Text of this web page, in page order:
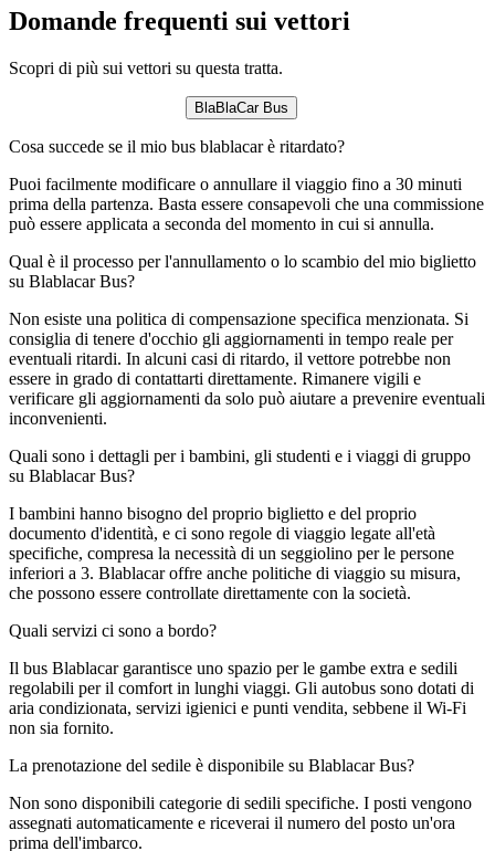
Domande frequenti sui vettori
Scopri di più sui vettori su questa tratta.
BlaBlaCar Bus
Cosa succede se il mio bus blablacar è ritardato?
Puoi facilmente modificare o annullare il viaggio fino a 30 minuti
prima della partenza. Basta essere consapevoli che una commissione
può essere applicata a seconda del momento in cui si annulla.
Qual è il processo per l'annullamento o lo scambio del mio biglietto
su Blablacar Bus?
Non esiste una politica di compensazione specifica menzionata. Si
consiglia di tenere d'occhio gli aggiornamenti in tempo reale per
eventuali ritardi. In alcuni casi di ritardo, il vettore potrebbe non
essere in grado di contattarti direttamente. Rimanere vigili e
verificare gli aggiornamenti da solo può aiutare a prevenire eventuali
inconvenienti.
Quali sono i dettagli per i bambini, gli studenti e i viaggi di gruppo
su Blablacar Bus?
I bambini hanno bisogno del proprio biglietto e del proprio
documento d'identità, e ci sono regole di viaggio legate all'età
specifiche, compresa la necessità di un seggiolino per le persone
inferiori a 3. Blablacar offre anche politiche di viaggio su misura,
che possono essere controllate direttamente con la società.
Quali servizi ci sono a bordo?
Il bus Blablacar garantisce uno spazio per le gambe extra e sedili
regolabili per il comfort in lunghi viaggi. Gli autobus sono dotati di
aria condizionata, servizi igienici e punti vendita, sebbene il Wi-Fi
non sia fornito.
La prenotazione del sedile è disponibile su Blablacar Bus?
Non sono disponibili categorie di sedili specifiche. I posti vengono
assegnati automaticamente e riceverai il numero del posto un'ora
prima dell'imbarco.